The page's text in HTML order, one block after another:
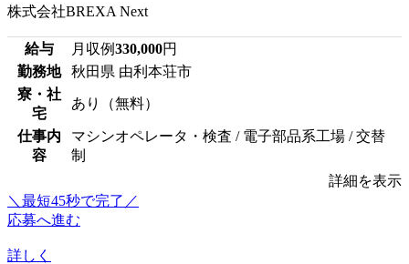
株式会社BREXA Next
給与 月収例330,000円
勤務地
秋田県 由利本荘市
寮・社
宅
あり（無料）
仕事内
容
マシンオペレータ・検査 / 電子部品系工場 / 交替
制
詳細を表示
＼最短45秒で完了／
応募へ進む
詳しく